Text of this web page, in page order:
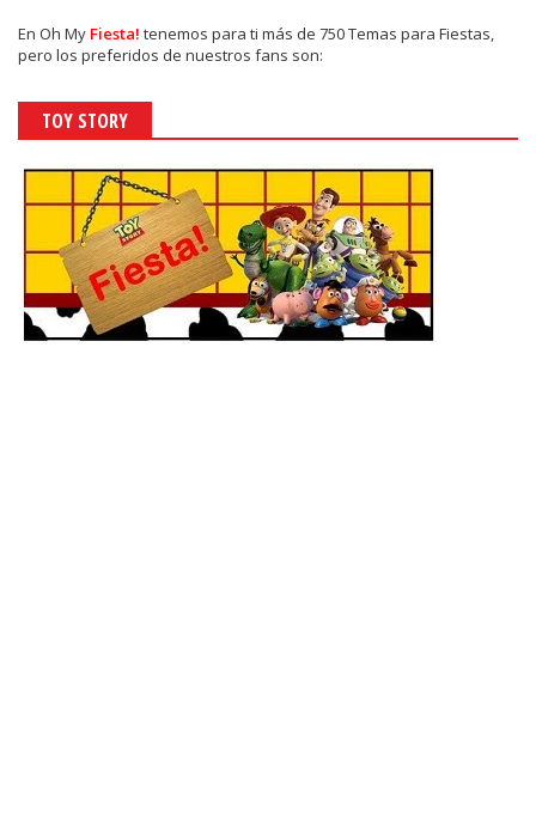
En Oh My Fiesta! tenemos para ti más de 750 Temas para Fiestas,
pero los preferidos de nuestros fans son:
TOY STORY